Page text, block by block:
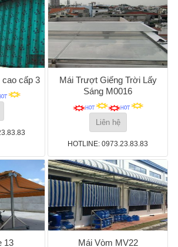
cao cấp 3
Mái Trượt Giếng Trời Lấy
Sáng M0016
Liên hệ
HOTLINE: 0973.23.83.83
13 Mái Vòm MV22